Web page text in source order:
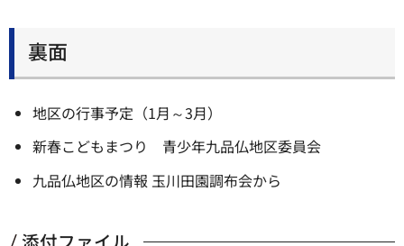
裏面
地区の行事予定（1月～3月）
新春こどもまつり 青少年九品仏地区委員会
九品仏地区の情報 玉川田園調布会から